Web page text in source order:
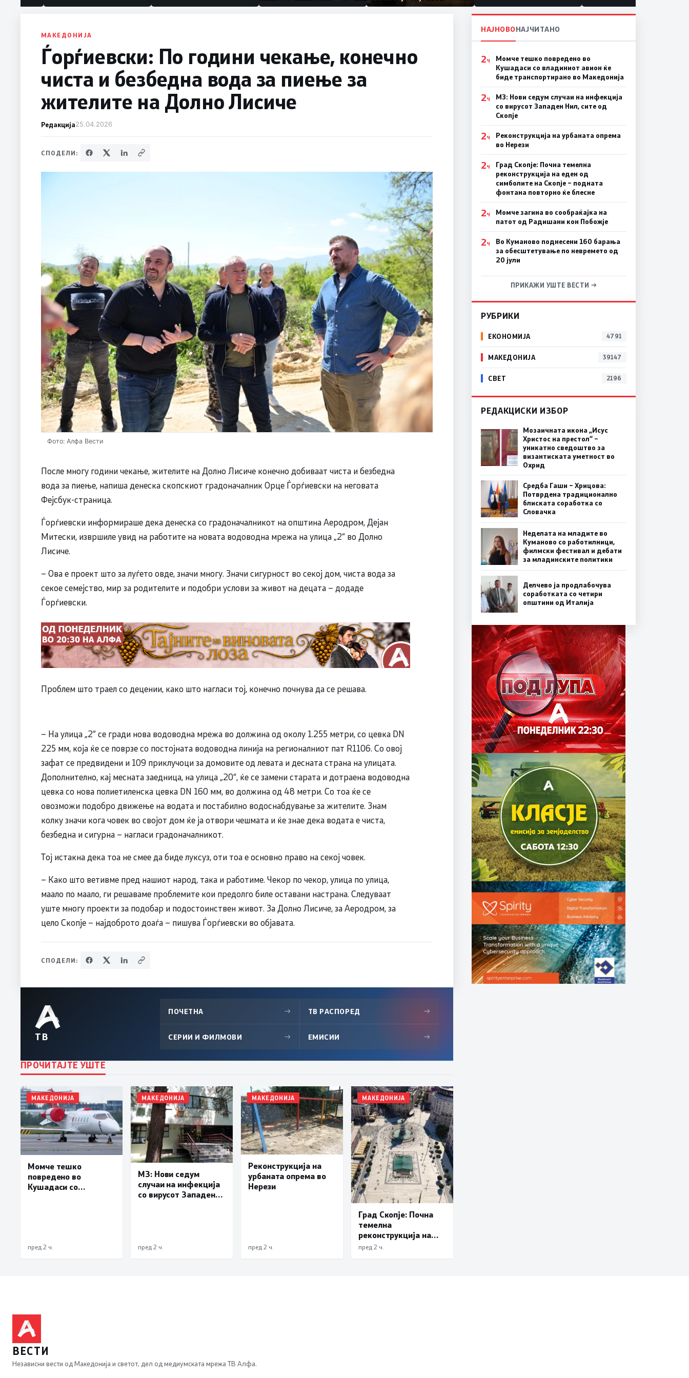
половина тунел во слепа
првачиња помалку
МАКЕДОНИЈА
Ѓорѓиевски: По години чекање, конечно
чиста и безбедна вода за пиење за
жителите на Долно Лисиче
Редакција25.04.2026
СПОДЕЛИ:
Фото: Алфа Вести
После многу години чекање, жителите на Долно Лисиче конечно добиваат чиста и безбедна
вода за пиење, напиша денеска скопскиот градоначалник Орце Ѓорѓиевски на неговата
Фејсбук-страница.
Ѓорѓиевски информираше дека денеска со градоначалникот на општина Аеродром, Дејан
Митески, извршиле увид на работите на новата водоводна мрежа на улица „2“ во Долно
Лисиче.
– Ова е проект што за луѓето овде, значи многу. Значи сигурност во секој дом, чиста вода за
секое семејство, мир за родителите и подобри услови за живот на децата – додаде
Ѓорѓиевски.
Проблем што траел со децении, како што нагласи тој, конечно почнува да се решава.
– На улица „2“ се гради нова водоводна мрежа во должина од околу 1.255 метри, со цевка DN
225 мм, која ќе се поврзе со постојната водоводна линија на регионалниот пат R1106. Со овој
зафат се предвидени и 109 приклучоци за домовите од левата и десната страна на улицата.
Дополнително, кај месната заедница, на улица „20“, ќе се замени старата и дотраена водоводна
цевка со нова полиетиленска цевка DN 160 мм, во должина од 48 метри. Со тоа ќе се
овозможи подобро движење на водата и постабилно водоснабдување за жителите. Знам
колку значи кога човек во својот дом ќе ја отвори чешмата и ќе знае дека водата е чиста,
безбедна и сигурна – нагласи градоначалникот.
Тој истакна дека тоа не смее да биде луксуз, оти тоа е основно право на секој човек.
– Како што ветивме пред нашиот народ, така и работиме. Чекор по чекор, улица по улица,
маало по маало, ги решаваме проблемите кои предолго биле оставани настрана. Следуваат
уште многу проекти за подобар и подостоинствен живот. За Долно Лисиче, за Аеродром, за
цело Скопје – најдоброто доаѓа – пишува Ѓорѓиевски во објавата.
СПОДЕЛИ:
ТВ
ПОЧЕТНА → ТВ РАСПОРЕД →
СЕРИИ И ФИЛМОВИ → ЕМИСИИ →
ПРОЧИТАЈТЕ УШТЕ
МАКЕДОНИЈА
Момче тешко
повредено во
Кушадаси со
пред 2 ч.
МАКЕДОНИЈА
МЗ: Нови седум
случаи на инфекција
со вирусот Западен
пред 2 ч.
МАКЕДОНИЈА
Реконструкција на
урбаната опрема во
Нерези
пред 2 ч.
МАКЕДОНИЈА
Град Скопје: Почна
темелна
реконструкција на
еден од симболите на
пред 2 ч.
НАЈНОВОНАЈЧИТАНО
2Ч
Момче тешко повредено во
Кушадаси со владиниот авион ќе
биде транспортирано во Македонија
2Ч
МЗ: Нови седум случаи на инфекција
со вирусот Западен Нил, сите од
Скопје
2Ч
Реконструкција на урбаната опрема
во Нерези
2Ч
Град Скопје: Почна темелна
реконструкција на еден од
симболите на Скопје – подната
фонтана повторно ќе блесне
2Ч
Момче загина во сообраќајка на
патот од Радишани кон Побожје
2Ч
Во Куманово поднесени 160 барања
за обесштетување по невремето од
20 јули
ПРИКАЖИ УШТЕ ВЕСТИ →
РУБРИКИ
ЕКОНОМИЈА 4791
МАКЕДОНИЈА 39147
СВЕТ 2196
РЕДАКЦИСКИ ИЗБОР
Мозаичната икона „Исус
Христос на престол“ –
уникатно сведоштво за
византиската уметност во
Охрид
Средба Гаши – Хрицова:
Потврдена традиционално
блиската соработка со
Словачка
Неделата на младите во
Куманово со работилници,
филмски фестивал и дебати
за младинските политики
Делчево ја продлабочува
соработката со четири
општини од Италија
ВЕСТИ
Независни вести од Македонија и светот, дел од медиумската мрежа ТВ Алфа.